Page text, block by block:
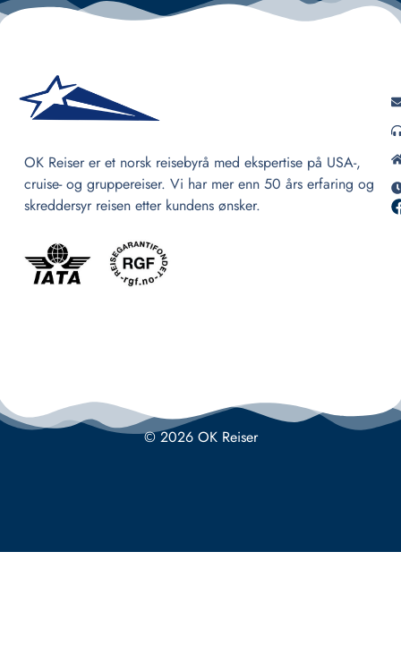
OK Reiser er et norsk reisebyrå med ekspertise på USA-,
cruise- og gruppereiser. Vi har mer enn 50 års erfaring og
skreddersyr reisen etter kundens ønsker.
© 2026 OK Reiser